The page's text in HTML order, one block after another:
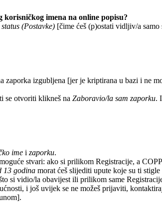
imena na online popisu?
(Postavke) [čime ćeš (p)ostati vidljiv/a
zaporka izgubljena [jer je kriptirana u bazi i ne
se otvoriti klikneš na Zaboravio/la sam zaporku.
ime i zaporku.
stvari: ako si prilikom Registracije, a
13 godina morat ćeš slijediti upute koje su ti
si vidio/la obavijest ili prilikom same
i još uvijek se ne možeš prijaviti,